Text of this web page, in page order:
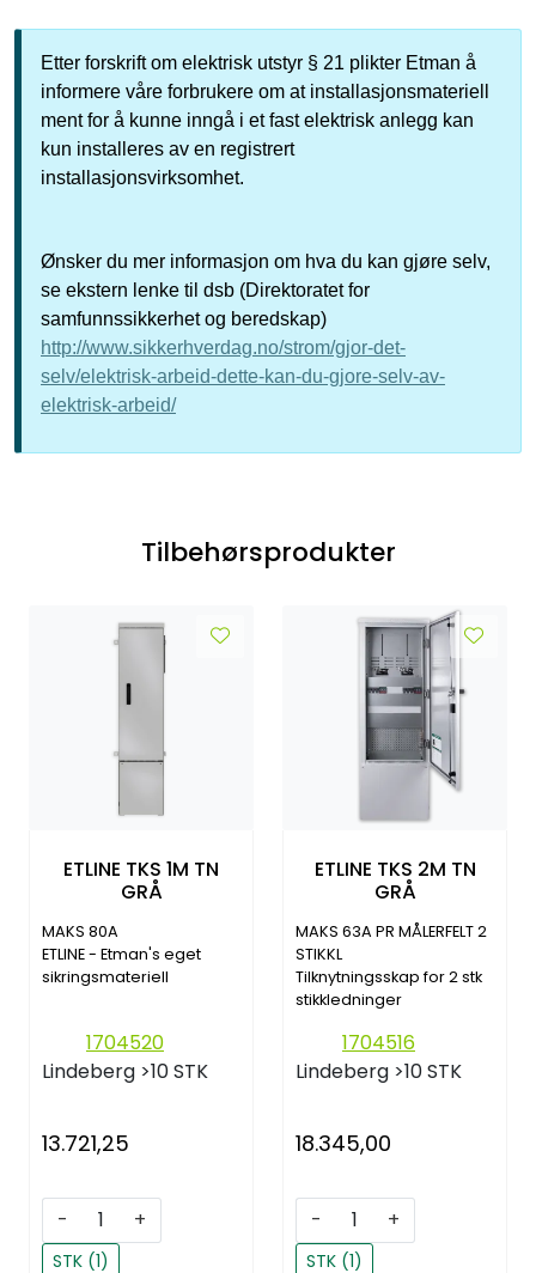
Etter forskrift om elektrisk utstyr § 21 plikter Etman å
informere våre forbrukere om at installasjonsmateriell
ment for å kunne inngå i et fast elektrisk anlegg kan
kun installeres av en registrert
installasjonsvirksomhet.
Ønsker du mer informasjon om hva du kan gjøre selv,
se ekstern lenke til dsb (Direktoratet for
samfunnssikkerhet og beredskap)
http://www.sikkerhverdag.no/strom/gjor-det-
selv/elektrisk-arbeid-dette-kan-du-gjore-selv-av-
elektrisk-arbeid/
Tilbehørsprodukter
ETLINE TKS 1M TN
GRÅ
MAKS 80A
ETLINE - Etman's eget
sikringsmateriell
1704520
Lindeberg >10 STK
13.721,25
- +
STK (1)
ETLINE TKS 2M TN
GRÅ
MAKS 63A PR MÅLERFELT 2
STIKKL
Tilknytningsskap for 2 stk
stikkledninger
1704516
Lindeberg >10 STK
18.345,00
- +
STK (1)